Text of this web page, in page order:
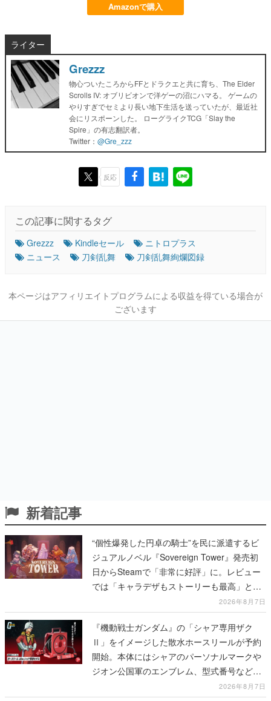
Amazonで購入
ライター
Grezzz
物心ついたころからFFとドラクエと共に育ち、The Elder
Scrolls IV: オブリビオンで洋ゲーの沼にハマる。 ゲームの
やりすぎでセミより長い地下生活を送っていたが、最近社
会にリスポーンした。 ローグライクTCG「Slay the
Spire」の有志翻訳者。
Twitter： @Gre_zzz
反応
この記事に関するタグ
Grezzz Kindleセール
ニトロプラス
ニュース
刀剣乱舞 刀剣乱舞絢爛図録
本ページはアフィリエイトプログラムによる収益を得ている場合が
ございます
新着記事
“個性爆発した円卓の騎士”を民に派遣するビ
ジュアルノベル『Sovereign Tower』発売初
日からSteamで「非常に好評」に。レビュー
では「キャラデザもストーリーも最高」と称
2026年8月7日
『機動戦士ガンダム』の「シャア専用ザク
Ⅱ」をイメージした散水ホースリールが予約
開始。本体にはシャアのパーソナルマークや
ジオン公国軍のエンブレム、型式番号などを
2026年8月7日